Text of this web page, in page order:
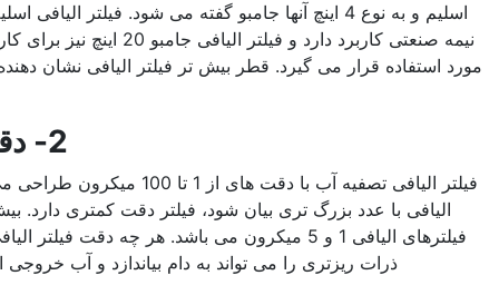
اسلیم و به نوع 4 اینچ آنها جامبو گفته می شود. فیلتر الیافی اسلیم 20 اینچ برای تصفیه آب
نیمه صنعتی کاربرد دارد و فیلتر الیافی جامبو 20 اینچ نیز برای کاربردهای تصفیه آب صنعتی
قطر بیش تر فیلتر الیافی نشان دهنده ظرفیت بالاتر فیلتر برای
فیلتر الیافی تصفیه آب با دقت های از 1 تا 100 میکرون طراحی می شود. هر چه دقت فیلتر
تری بیان شود، فیلتر دقت کمتری دارد. بیش ترین استفاده مربوط به
فیلترهای الیافی 1 و 5 میکرون می باشد. هر چه دقت فیلتر الیافی عدد کمتری باشد، فیلتر
را می تواند به دام بیاندازد و آب خروجی از فیلتر تمیز تر خواهد بود.